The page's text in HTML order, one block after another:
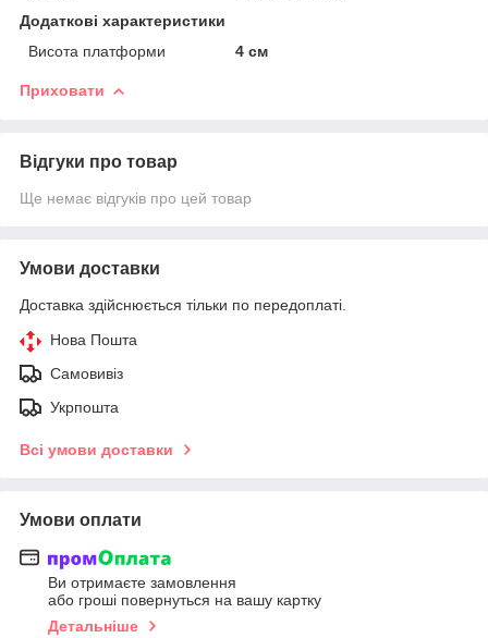
Додаткові характеристики
Висота платформи
4 см
Приховати
Відгуки про товар
Ще немає відгуків про цей товар
Умови доставки
Доставка здійснюється тільки по передоплаті.
Нова Пошта
Самовивіз
Укрпошта
Всі умови доставки
Умови оплати
Ви отримаєте замовлення
або гроші повернуться на вашу картку
Детальніше